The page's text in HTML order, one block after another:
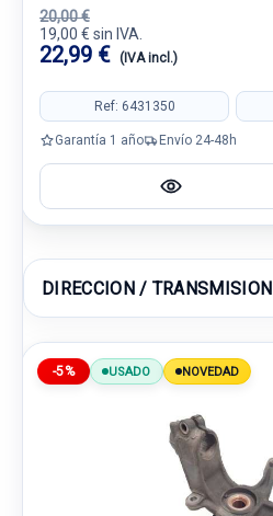
20,00 €
19,00 € sin IVA.
22,99 € (IVA incl.)
Ref: 6431350
Garantía 1 año Envío 24-48h
DIRECCION / TRANSMISION
-5% USADO NOVEDAD